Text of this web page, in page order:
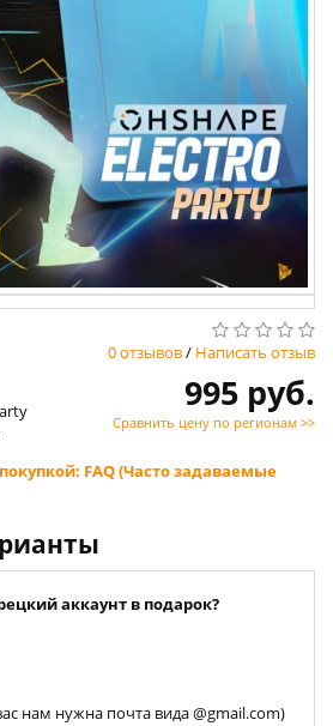
0 отзывов/ Написать отзыв
995 руб.
Сравнить цену по регионам >>
FAQ (Часто задаваемые
аккаунт в подарок?
нам нужна почта вида @gmail.com)